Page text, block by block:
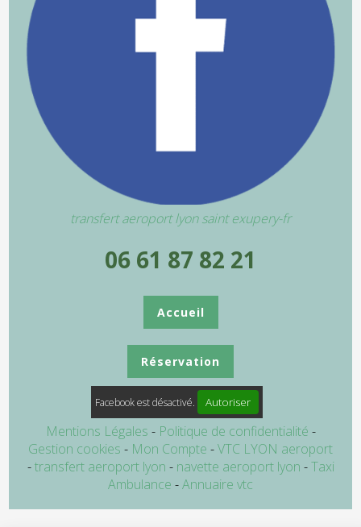
transfert aeroport lyon saint exupery-fr
06 61 87 82 21
Accueil
Réservation
Facebook est désactivé. Autoriser
Mentions Légales
Politique de confidentialité
Gestion cookies
Mon Compte
VTC LYON aeroport
transfert aeroport lyon
navette aeroport lyon
Taxi
Ambulance
Annuaire vtc